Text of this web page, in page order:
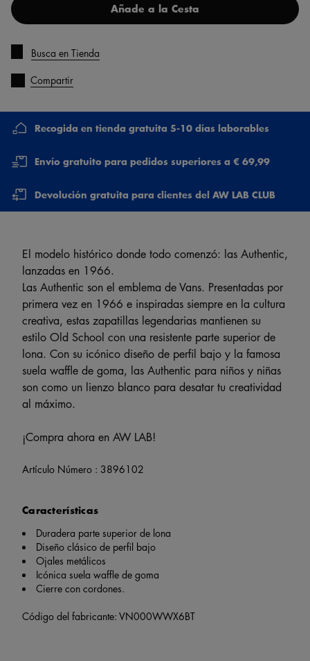
Añade a la Cesta
Busca en Tienda
Compartir
Recogida en tienda gratuita 5-10 días laborables
Envío gratuito para pedidos superiores a € 69,99
Devolución gratuita para clientes del AW LAB CLUB
El modelo histórico donde todo comenzó: las Authentic,
lanzadas en 1966.
Las Authentic son el emblema de Vans. Presentadas por
primera vez en 1966 e inspiradas siempre en la cultura
creativa, estas zapatillas legendarias mantienen su
estilo Old School con una resistente parte superior de
lona. Con su icónico diseño de perfil bajo y la famosa
suela waffle de goma, las Authentic para niños y niñas
son como un lienzo blanco para desatar tu creatividad
al máximo.
¡Compra ahora en AW LAB!
Artículo Número : 3896102
Características
Duradera parte superior de lona
Diseño clásico de perfil bajo
Ojales metálicos
Icónica suela waffle de goma
Cierre con cordones.
Código del fabricante: VN000WWX6BT